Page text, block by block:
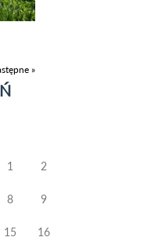
»
1 2
8 9
15 16